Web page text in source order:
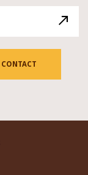
CONTACT